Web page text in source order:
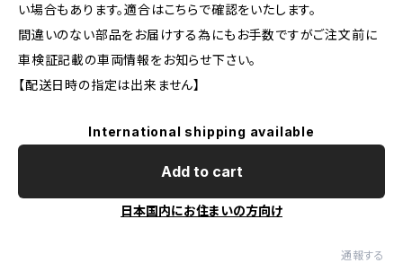
い場合もあります。適合はこちらで確認をいたします。
間違いのない部品をお届けする為にもお手数ですがご注文前に
車検証記載の車両情報をお知らせ下さい。
【配送日時の指定は出来ません】
International shipping available
Add to cart
日本国内にお住まいの方向け
通報する